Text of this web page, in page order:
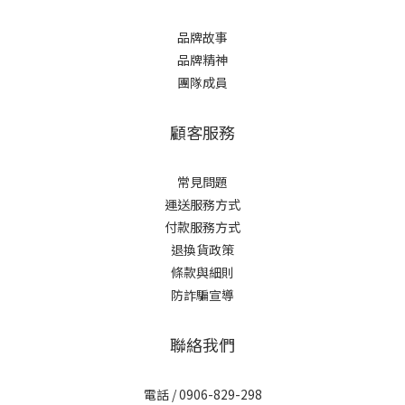
品牌故事
品牌精神
團隊成員
顧客服務
常見問題
運送服務方式
付款服務方式
退換貨政策
條款與細則
防詐騙宣導
聯絡我們
電話 / 0906-829-298